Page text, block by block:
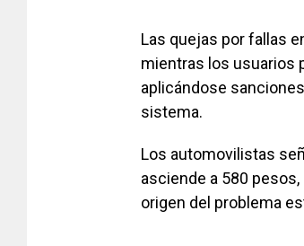
Las quejas por fallas
mientras los usuarios
aplicándose
sistema.
Los automovilistas
asciende a 580
origen del problema